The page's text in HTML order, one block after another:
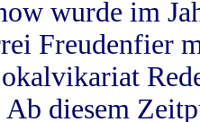
wurde im
Freudenfier
diesem